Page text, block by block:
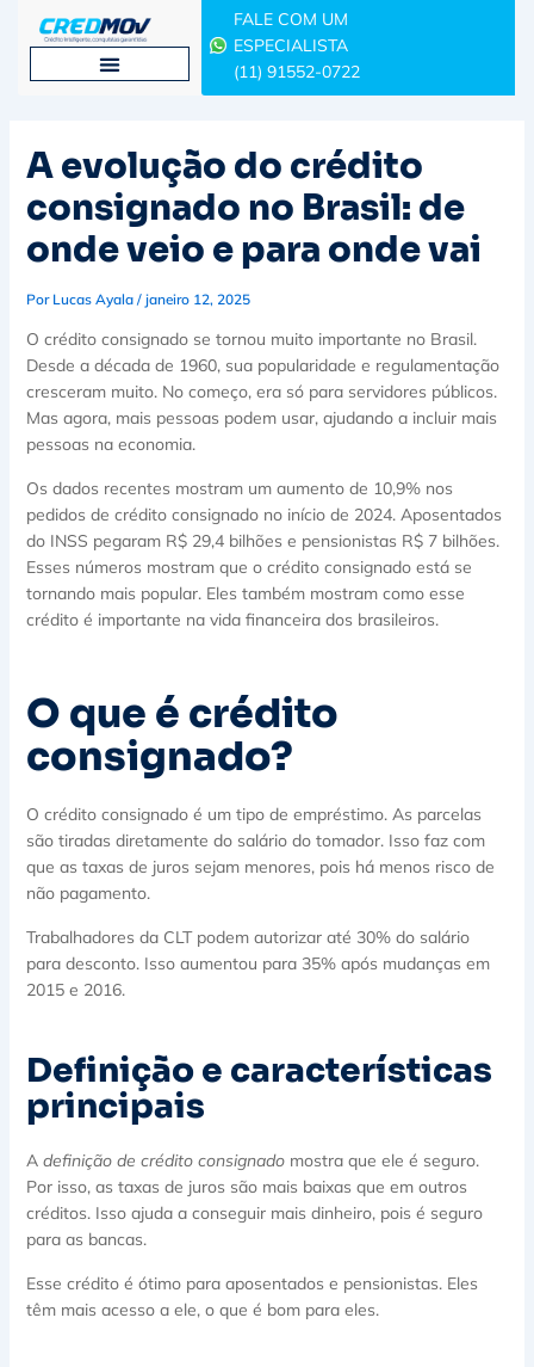
FALE COM UM
ESPECIALISTA
(11) 91552-0722
A evolução do crédito
consignado no Brasil: de
onde veio e para onde vai
Por Lucas Ayala / janeiro 12, 2025
O crédito consignado se tornou muito importante no Brasil.
Desde a década de 1960, sua popularidade e regulamentação
cresceram muito. No começo, era só para servidores públicos.
Mas agora, mais pessoas podem usar, ajudando a incluir mais
pessoas na economia.
Os dados recentes mostram um aumento de 10,9% nos
pedidos de crédito consignado no início de 2024. Aposentados
do INSS pegaram R$ 29,4 bilhões e pensionistas R$ 7 bilhões.
Esses números mostram que o crédito consignado está se
tornando mais popular. Eles também mostram como esse
crédito é importante na vida financeira dos brasileiros.
O que é crédito
consignado?
O crédito consignado é um tipo de empréstimo. As parcelas
são tiradas diretamente do salário do tomador. Isso faz com
que as taxas de juros sejam menores, pois há menos risco de
não pagamento.
Trabalhadores da CLT podem autorizar até 30% do salário
para desconto. Isso aumentou para 35% após mudanças em
2015 e 2016.
Definição e características
principais
A definição de crédito consignadomostra que ele é seguro.
Por isso, as taxas de juros são mais baixas que em outros
créditos. Isso ajuda a conseguir mais dinheiro, pois é seguro
para as bancas.
Esse crédito é ótimo para aposentados e pensionistas. Eles
têm mais acesso a ele, o que é bom para eles.